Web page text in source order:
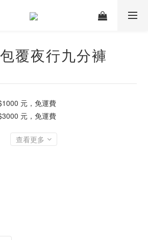
覆夜行九分褲
元，免運費
元，免運費
查看更多